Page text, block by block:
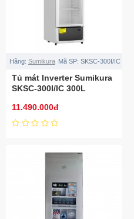
Hãng: Sumikura Mã SP: SKSC-300I/IC
Tủ mát Inverter Sumikura
SKSC-300I/IC 300L
11.490.000đ